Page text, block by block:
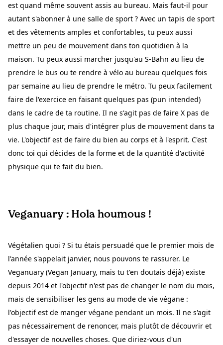
est quand même souvent assis au bureau. Mais faut-il pour
autant s'abonner à une salle de sport ? Avec un tapis de sport
et des vêtements amples et confortables, tu peux aussi
mettre un peu de mouvement dans ton quotidien à la
maison. Tu peux aussi marcher jusqu'au S-Bahn au lieu de
prendre le bus ou te rendre à vélo au bureau quelques fois
par semaine au lieu de prendre le métro. Tu peux facilement
faire de l'exercice en faisant quelques pas (pun intended)
dans le cadre de ta routine. Il ne s'agit pas de faire X pas de
plus chaque jour, mais d'intégrer plus de mouvement dans ta
vie. L'objectif est de faire du bien au corps et à l'esprit. C'est
donc toi qui décides de la forme et de la quantité d'activité
physique qui te fait du bien.
Veganuary : Hola houmous !
Végétalien quoi ? Si tu étais persuadé que le premier mois de
l'année s'appelait janvier, nous pouvons te rassurer. Le
Veganuary (Vegan January, mais tu t'en doutais déjà) existe
depuis 2014 et l'objectif n'est pas de changer le nom du mois,
mais de sensibiliser les gens au mode de vie végane :
l'objectif est de manger végane pendant un mois. Il ne s'agit
pas nécessairement de renoncer, mais plutôt de découvrir et
d'essayer de nouvelles choses. Que diriez-vous d'un